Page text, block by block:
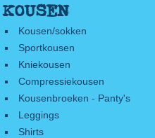
KOUSEN
Kousen/sokken
Sportkousen
Kniekousen
Compressiekousen
Kousenbroeken - Panty's
Leggings
Shirts